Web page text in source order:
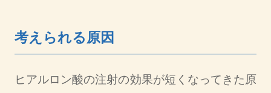
考えられる原因
ヒアルロン酸の注射の効果が短くなってきた原